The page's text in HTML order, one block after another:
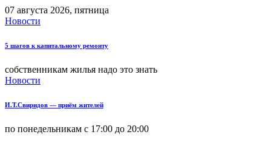
07 августа 2026, пятница
Новости
5 шагов к капитальному ремонту
собственникам жилья надо это знать
Новости
И.Т.Свиридов — приём жителей
по понедельникам с 17:00 до 20:00